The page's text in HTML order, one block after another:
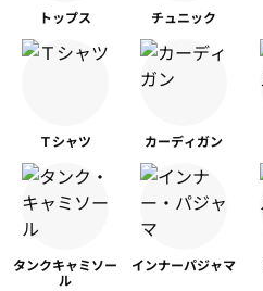
トップス チュニック
Ｔシャツ カーディガン
タンクキャミソー
ル
インナーパジャマ